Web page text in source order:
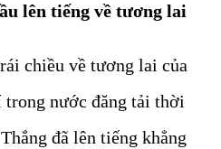
lên tiếng về tương lai
chiều về tương lai của
nước đăng tải thời
đã lên tiếng khẳng